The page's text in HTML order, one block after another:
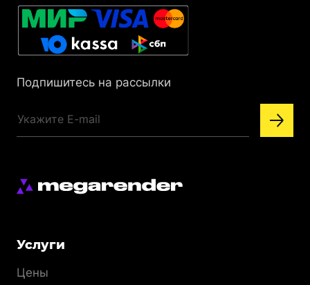
Подпишитесь на рассылки
Меню
Услуги
Цены